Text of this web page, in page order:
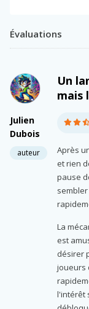
Évaluations
Julien
Dubois
auteur
Un
mais
Après
et rien
pause
La
est
désirer
joueurs
l'intérêt